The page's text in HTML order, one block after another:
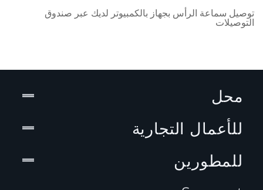
توصيل سماعة الرأس بجهاز بالكمبيوتر لديك عبر صندوق
التوصيلات
محل
للأعمال التجارية
للمطورين